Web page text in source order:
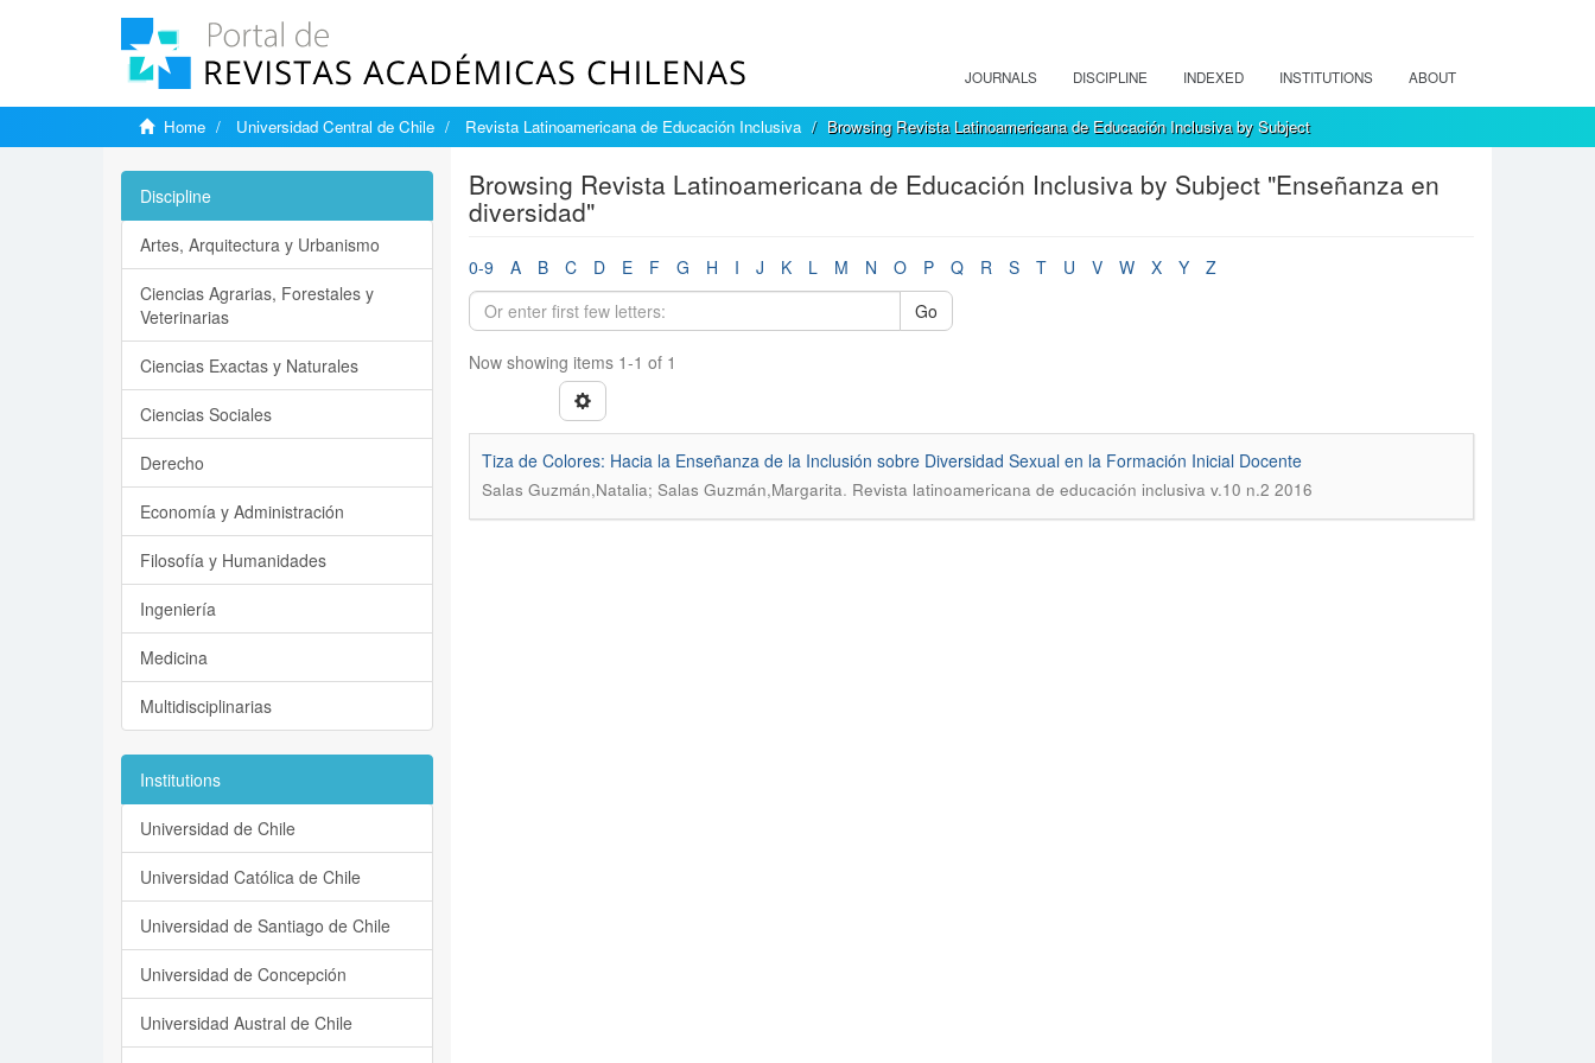
JOURNALS DISCIPLINE INDEXED INSTITUTIONS ABOUT
Home Universidad Central de Chile Revista Latinoamericana de Educación Inclusiva Browsing Revista Latinoamericana de Educación Inclusiva by Subject
Browsing Revista Latinoamericana de Educación Inclusiva by Subject "Enseñanza en
diversidad"
0-9 A B C D E F G H I J K L M N O P Q R S T U V W X Y
Z
Go
Now showing items 1-1 of 1
Tiza de Colores: Hacia la Enseñanza de la Inclusión sobre Diversidad Sexual en la Formación Inicial Docente
Salas Guzmán,Natalia; Salas Guzmán,Margarita. Revista latinoamericana de educación inclusiva v.10 n.2 2016
Discipline
Artes, Arquitectura y Urbanismo
Ciencias Agrarias, Forestales y
Veterinarias
Ciencias Exactas y Naturales
Ciencias Sociales
Derecho
Economía y Administración
Filosofía y Humanidades
Ingeniería
Medicina
Multidisciplinarias
Institutions
Universidad de Chile
Universidad Católica de Chile
Universidad de Santiago de Chile
Universidad de Concepción
Universidad Austral de Chile